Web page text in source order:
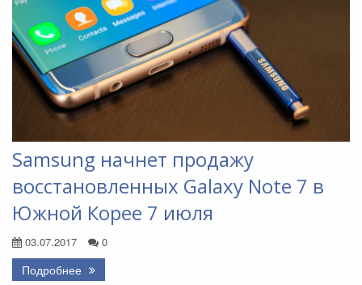
Samsung начнет продажу
восстановленных Galaxy Note 7 в
Южной Корее 7 июля
03.07.2017 0
Подробнее